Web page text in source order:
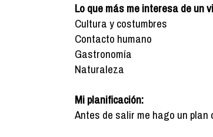
Lo que más me interesa de un
Cultura y costumbres
Contacto humano
Gastronomía
Naturaleza
Mi planificación:
Antes de salir me hago un